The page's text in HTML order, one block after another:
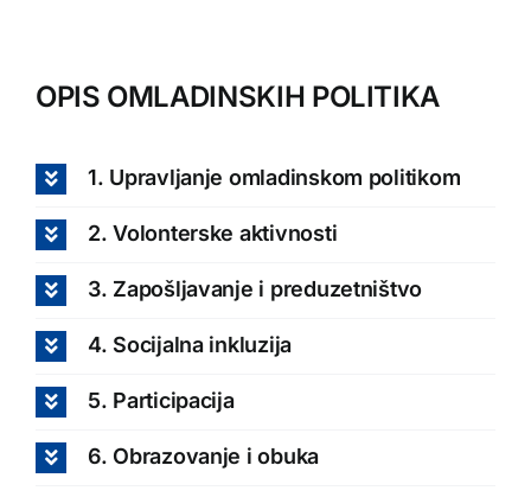
OPIS OMLADINSKIH POLITIKA
1. Upravljanje omladinskom politikom
2. Volonterske aktivnosti
3. Zapošljavanje i preduzetništvo
4. Socijalna inkluzija
5. Participacija
6. Obrazovanje i obuka